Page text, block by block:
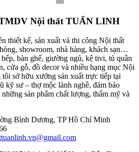
Nội thất TUẤN LINH
thiết kế, sản xuất và thi công Nội thất
showroom, nhà hàng, khách sạn…
bàn ghế, giường ngủ, kệ tivi, tủ quần
cửa gỗ, đồ decor và nhiều hạng mục Nội
tôi sở hữu xưởng sản xuất trực tiếp tại
kỹ sư – thợ mộc lành nghề, đảm bảo
sản phẩm chất lượng, thẩm mỹ và
Bình Dương, TP Hồ Chí Minh